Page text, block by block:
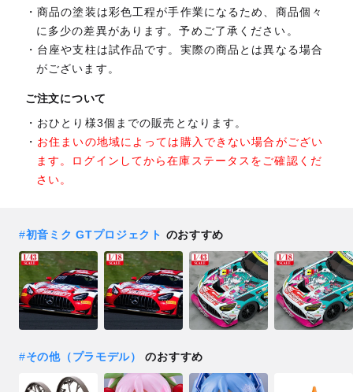
商品の塗装は彩色工程が手作業になるため、商品個々
に多少の差異があります。予めご了承ください。
台座や支柱は試作品です。実際の商品とは異なる場合
がございます。
ご注文について
おひとり様3個までの販売となります。
お住まいの地域によっては購入できない場合がござい
ます。ログインしてから在庫ステータスをご確認くだ
さい。
#初音ミク GTプロジェクト のおすすめ
#その他（プラモデル） のおすすめ